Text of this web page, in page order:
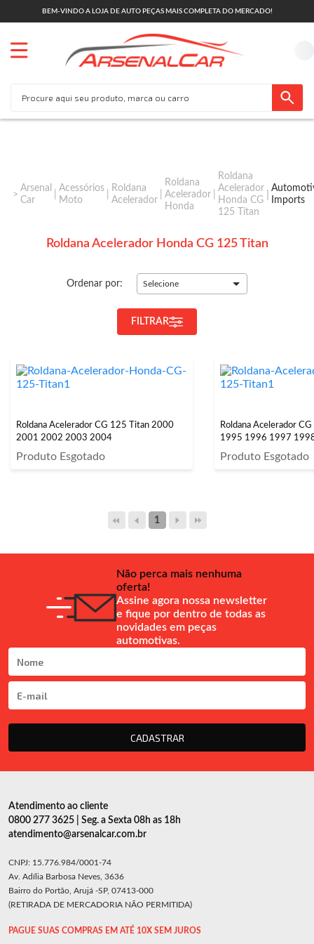
BEM-VINDO A LOJA DE AUTO PEÇAS MAIS COMPLETA DO MERCADO!
Arsenal
Car
Acessórios
Moto
Roldana
Acelerador
Roldana
Acelerador
Honda
Roldana
Acelerador
Honda CG
125 Titan
Imports
Roldana Acelerador Honda CG 125 Titan
Ordenar por: Selecione
FILTRAR
Roldana Acelerador CG 125 Titan 2000
2001 2002 2003 2004
Produto Esgotado
Roldana Acelerador
1995 1996 1997
Produto Esgotado
1
Não perca mais nenhuma
oferta!
Assine agora nossa newsletter
e fique por dentro de todas as
novidades em peças
automotivas.
CADASTRAR
Atendimento ao cliente
0800 277 3625 | Seg. a Sexta 08h as 18h
atendimento@arsenalcar.com.br
CNPJ: 15.776.984/0001-74
Av. Adília Barbosa Neves, 3636
Bairro do Portão, Arujá -SP, 07413-000
(RETIRADA DE MERCADORIA NÃO PERMITIDA)
PAGUE SUAS COMPRAS EM ATÉ 10X SEM JUROS